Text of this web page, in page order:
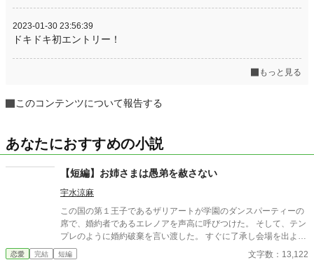
2023-01-30 23:56:39
ドキドキ初エントリー！
もっと見る
このコンテンツについて報告する
あなたにおすすめの小説
【短編】お姉さまは愚弟を赦さない
宇水涼麻
この国の第１王子であるザリアートが学園のダンスパーティーの
席で、婚約者であるエレノアを声高に呼びつけた。 そして、テン
プレのように婚約破棄を言い渡した。 すぐに了承し会場を出よう
とするエレノアをザリアートが引き止める。 そこへ颯爽と３人の
淑女が現れた。美しく気高く凛々しい彼女たちは何者なのか？ 短
恋愛 完結 短編 文字数：13,122